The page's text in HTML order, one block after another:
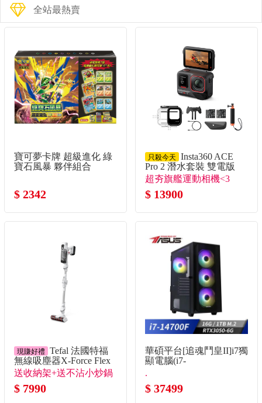
全站最熱賣
寶可夢卡牌 超級進化 綠
寶石風暴 夥伴組合
$ 2342
只殺今天
Insta360 ACE
Pro 2 潛水套裝 雙電版
超夯旗艦運動相機<3
$ 13900
現賺好禮
Tefal 法國特福
無線吸塵器X-Force Flex
9.6
送收納架+送不沾小炒鍋
$ 7990
華碩平台[追魂鬥皇II]i7獨
顯電腦(i7-
.
$ 37499